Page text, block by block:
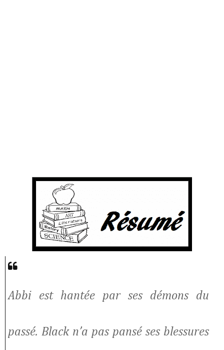
Abbi est hantée par ses démons du
passé. Black n’a pas pansé ses blessures